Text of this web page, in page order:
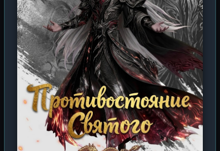
между жизнью и смертью в которых тонка до предела.
Каждый его шаг — это не просто тренировка, а
выживание в мире, где слабые обречены. Но главное
испытание впереди: когда Вирусная Эра перетечёт в
Звёздную, границы Солнечной системы рухнут, и
человечество осознает, что оно — лишь песчинка в
бескрайней, враждебной вселенной. Здесь не место
слезам — есть только сталь, культивация и воля к
победе. Ло Фэну предстоит не просто спасти родных, но
и бросить вызов древним цивилизациям,
скрывающимся за звёздами. Каждая победа делает его
сильнее, каждый враг — закаляет дух. "Пожиратель
звёзд" — это эпическая хроника взросления, где
научная фантастика переплетается с древними